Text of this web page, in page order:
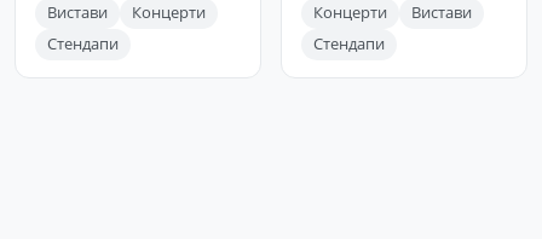
Вистави
Концерти
Стендапи
Концерти
Вистави
Стендапи